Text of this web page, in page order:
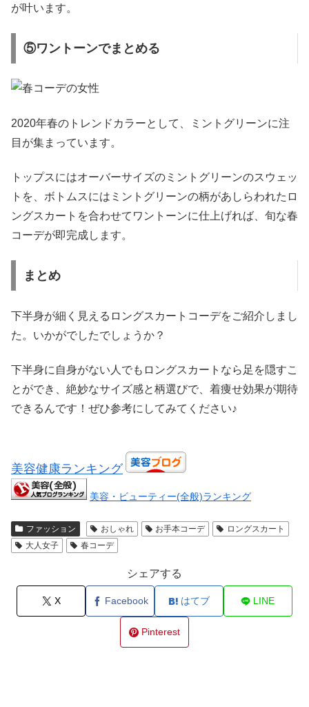
が叶います。
⑤ワントーンでまとめる
2020年春のトレンドカラーとして、ミントグリーンに注
目が集まっています。
トップスにはオーバーサイズのミントグリーンのスウェッ
トを、ボトムスにはミントグリーンの柄があしらわれたロ
ングスカートを合わせてワントーンに仕上げれば、旬な春
コーデが即完成します。
まとめ
下半身が細く見えるロングスカートコーデをご紹介しまし
た。いかがでしたでしょうか？
下半身に自身がない人でもロングスカートなら足を隠すこ
とができ、絶妙なサイズ感と柄選びで、着痩せ効果が期待
できるんです！ぜひ参考にしてみてください♪
美容健康ランキング
美容・ビューティー(全般)ランキング
ファッション おしゃれ お手本コーデ
ロングスカート
大人女子
春コーデ
シェアする
X Facebook はてブ LINE
Pinterest